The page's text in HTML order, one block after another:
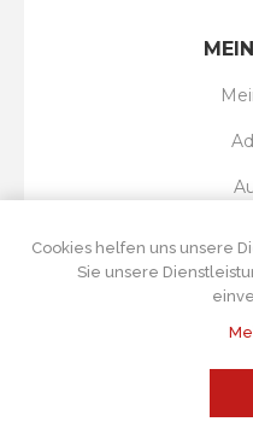
Cookies helfen uns unsere
Sie unsere